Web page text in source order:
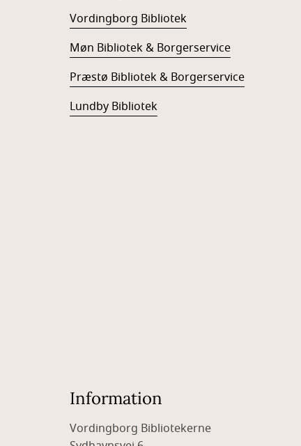
Vordingborg Bibliotek
Møn Bibliotek & Borgerservice
Præstø Bibliotek & Borgerservice
Lundby Bibliotek
Information
Vordingborg Bibliotekerne